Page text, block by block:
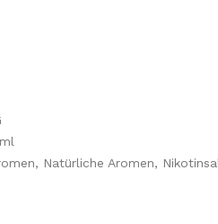
Natürliche Aromen,